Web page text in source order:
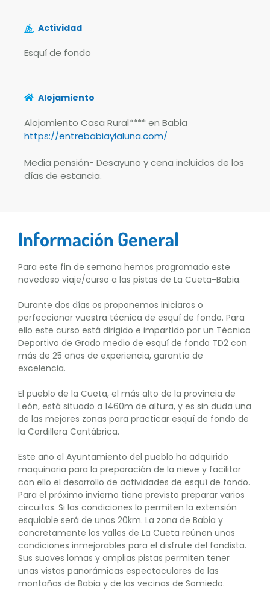
Información General
Para este fin de semana hemos programado este
novedoso viaje/curso a las pistas de La Cueta-Babia.
Durante dos días os proponemos iniciaros o
perfeccionar vuestra técnica de esquí de fondo. Para
ello este curso está dirigido e impartido por un Técnico
Deportivo de Grado medio de esquí de fondo TD2 con
más de 25 años de experiencia, garantía de
excelencia.
El pueblo de la Cueta, el más alto de la provincia de
León, está situado a 1460m de altura, y es sin duda una
de las mejores zonas para practicar esquí de fondo de
la Cordillera Cantábrica.
Este año el Ayuntamiento del pueblo ha adquirido
maquinaria para la preparación de la nieve y facilitar
con ello el desarrollo de actividades de esquí de fondo.
Para el próximo invierno tiene previsto preparar varios
circuitos. Si las condiciones lo permiten la extensión
esquiable será de unos 20km. La zona de Babia y
concretamente los valles de La Cueta reúnen unas
condiciones inmejorables para el disfrute del fondista.
Sus suaves lomas y amplias pistas permiten tener
unas vistas panorámicas espectaculares de las
montañas de Babia y de las vecinas de Somiedo.
Actividad
Esquí de fondo
Alojamiento
Alojamiento Casa Rural**** en Babia
https://entrebabiaylaluna.com/
Media pensión- Desayuno y cena incluidos de los
días de estancia.